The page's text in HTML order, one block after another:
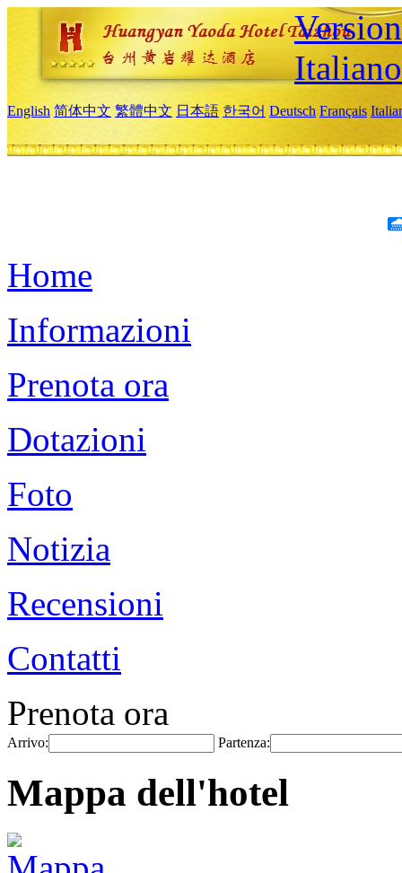
Italiano
English 简体中文 繁體中文 日本語 한국어 Deutsch Français
Home
Informazioni
Prenota ora
Dotazioni
Foto
Notizia
Recensioni
Contatti
Prenota ora
Arrivo: Partenza:
Mappa dell'hotel